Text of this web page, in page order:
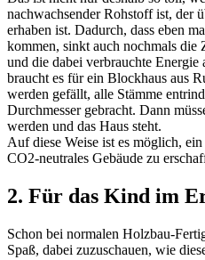
nachwachsender Rohstoff ist, der
erhaben ist. Dadurch, dass eben
kommen, sinkt auch nochmals die
und die dabei verbrauchte
braucht es für ein Blockhaus aus
werden gefällt, alle Stämme
Durchmesser gebracht. Dann
werden und das Haus steht.
Auf diese Weise ist es möglich,
CO2-neutrales Gebäude zu
2. Für das Kind im
Schon bei normalen Holzbau-
Spaß, dabei zuzuschauen, wie